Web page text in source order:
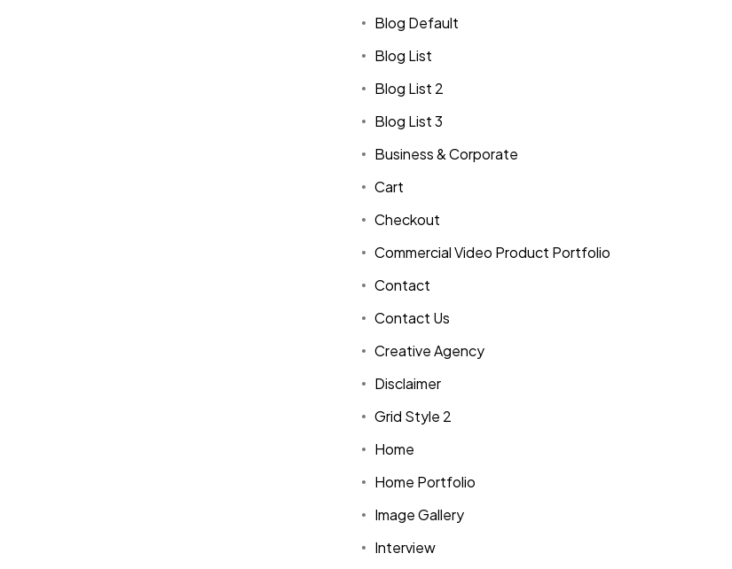
Blog Default
Blog List
Blog List 2
Blog List 3
Business & Corporate
Cart
Checkout
Commercial Video Product Portfolio
Contact
Contact Us
Creative Agency
Disclaimer
Grid Style 2
Home
Home Portfolio
Image Gallery
Interview